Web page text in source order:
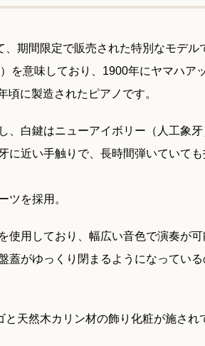
期間限定で販売された特別なモデル
を意味しており、1900年にヤマハア
に製造されたピアノです。
、白鍵はニューアイボリー（人工象
に近い手触りで、長時間弾いていて
ツを採用。
使用しており、幅広い音色で演奏が可
蓋がゆっくり閉まるようになってい
天然木カリン材の飾り化粧が施され